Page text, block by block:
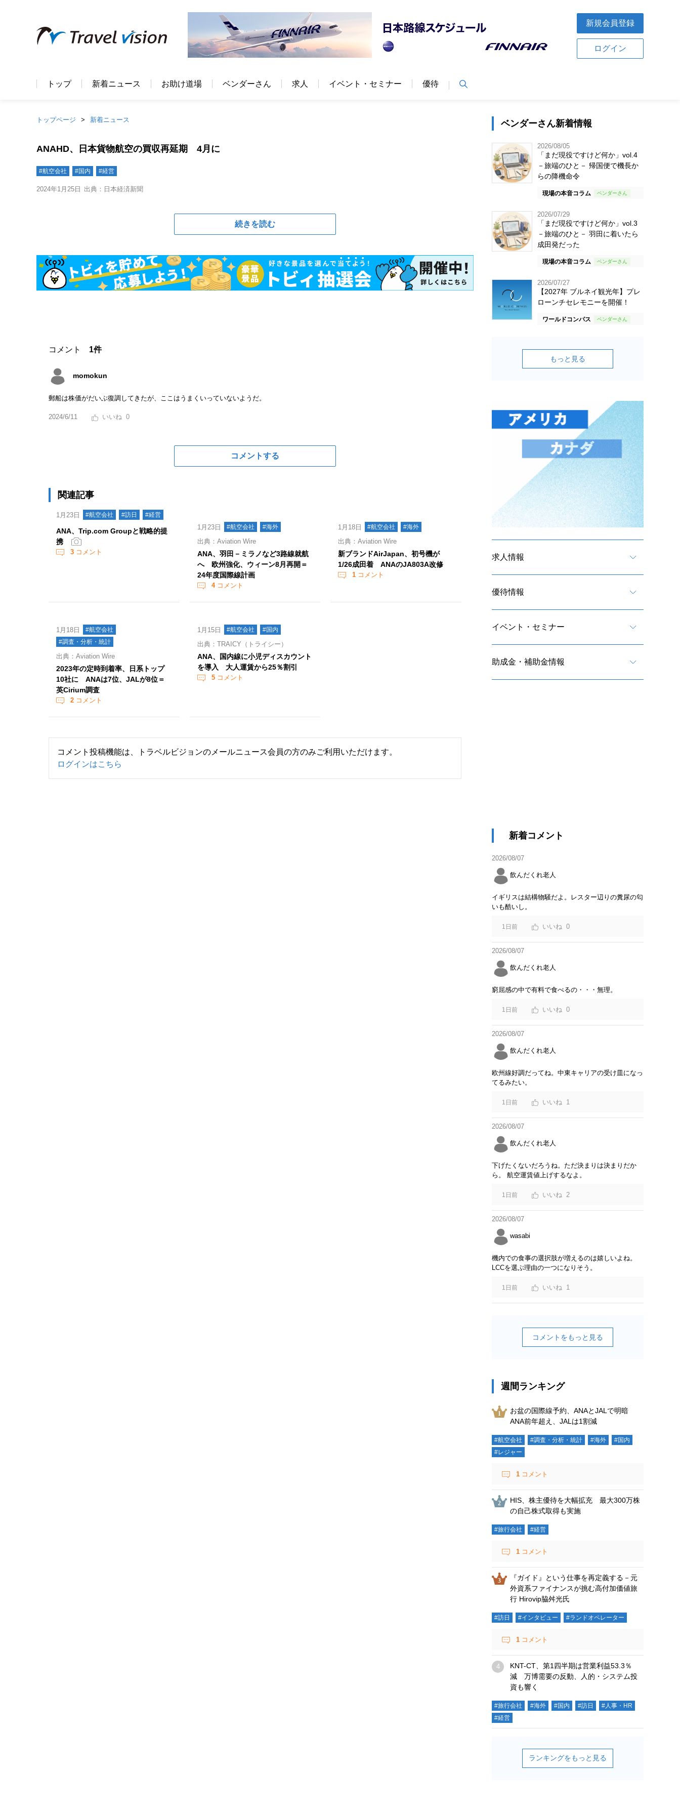
新規会員登録
ログイン
トップ 新着ニュース お助け道場 ベンダーさん 求人 イベント・セミナー 優待
トップページ 新着ニュース
ANAHD、日本貨物航空の買収再延期 4月に
#航空会社 #国内 #経営
2024年1月25日 出典：日本経済新聞
続きを読む
コメント 1件
momokun
郵船は株価がだいぶ復調してきたが、ここはうまくいっていないようだ。
2024/6/11 0
コメントする
関連記事
1月23日 #航空会社 #訪日 #経営
ANA、Trip.com Groupと戦略的提
携
3 コメント
1月23日 #航空会社 #海外
出典：Aviation Wire
ANA、羽田－ミラノなど3路線就航
へ 欧州強化、ウィーン8月再開＝
24年度国際線計画
4コメント
1月18日 #航空会社 #海外
出典：Aviation Wire
新ブランドAirJapan、初号機が
1/26成田着 ANAのJA803A改修
1 コメント
1月18日
#航空会社
#調査・分析・統計
出典：Aviation Wire
2023年の定時到着率、日系トップ
10社に ANAは7位、JALが8位＝
英Cirium調査
2 コメント
1月15日 #航空会社 #国内
出典：TRAICY（トライシー）
ANA、国内線に小児ディスカウント
を導入 大人運賃から25％割引
5コメント
コメント投稿機能は、トラベルビジョンのメールニュース会員の方のみご利用いただけます。
ログインはこちら
ベンダーさん新着情報
2026/08/05
「まだ現役ですけど何か」vol.4
－旅端のひと－ 帰国便で機長か
らの降機命令
現場の本音コラム
2026/07/29
「まだ現役ですけど何か」vol.3
－旅端のひと－ 羽田に着いたら
成田発だった
現場の本音コラム
2026/07/27
【2027年 ブルネイ観光年】プレ
ローンチセレモニーを開催！
ワールドコンパス
もっと見る
求人情報
優待情報
イベント・セミナー
助成金・補助金情報
新着コメント
2026/08/07
飲んだくれ老人
イギリスは結構物騒だよ。レスター辺りの糞尿の匂
いも酷いし。
1日前 0
2026/08/07
飲んだくれ老人
窮屈感の中で有料で食べるの・・・無理。
1日前 0
2026/08/07
飲んだくれ老人
欧州線好調だってね。中東キャリアの受け皿になっ
てるみたい。
1日前 1
2026/08/07
飲んだくれ老人
下げたくないだろうね。ただ決まりは決まりだか
ら。 航空運賃値上げするなよ。
1日前 2
2026/08/07
wasabi
機内での食事の選択肢が増えるのは嬉しいよね。
LCCを選ぶ理由の一つになりそう。
1日前 1
コメントをもっと見る
週間ランキング
お盆の国際線予約、ANAとJALで明暗
ANA前年超え、JALは1割減
#航空会社 #調査・分析・統計 #海外
#国内
#レジャー
1 コメント
HIS、株主優待を大幅拡充 最大300万株
の自己株式取得も実施
#旅行会社 #経営
1 コメント
『ガイド』という仕事を再定義する－元
外資系ファイナンスが挑む高付加価値旅
行 Hirovip脇舛光氏
#訪日 #インタビュー #ランドオペレーター
1 コメント
KNT-CT、第1四半期は営業利益53.3％
減 万博需要の反動、人的・システム投
資も響く
#旅行会社 #海外 #国内 #訪日
#人事・HR
#経営